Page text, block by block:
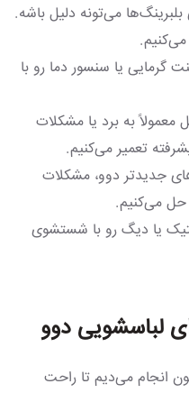
بلبرینگ‌ها می‌تونه دلیل باشه.
می‌کنیم.
گرمایی یا سنسور دما رو با
معمولاً به برد یا مشکلات
تعمیر می‌کنیم.
جدیدتر دوو، مشکلات
حل می‌کنیم.
یا دیگ رو با شستشوی
لباسشویی دوو
انجام می‌دیم تا راحت